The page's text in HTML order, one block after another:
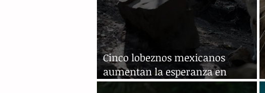
Cinco lobeznos mexicanos
aumentan la esperanza en
mantener la especie